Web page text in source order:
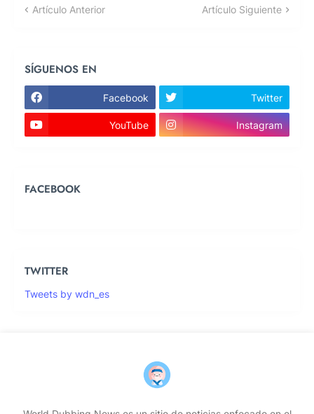
Artículo Anterior Artículo Siguiente
SÍGUENOS EN
Facebook Twitter
YouTube Instagram
FACEBOOK
TWITTER
Tweets by wdn_es